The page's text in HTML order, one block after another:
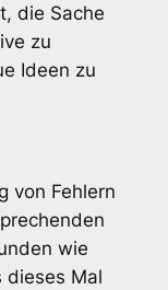
die Sache
zu
Ideen zu
von Fehlern
wie
dieses Mal